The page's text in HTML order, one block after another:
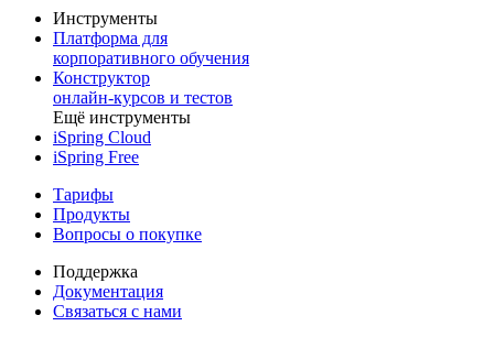
Инструменты
Платформа для
корпоративного обучения
Конструктор
онлайн-курсов и тестов
Ещё инструменты
iSpring Cloud
iSpring Free
Тарифы
Продукты
Вопросы о покупке
Поддержка
Документация
Связаться с нами